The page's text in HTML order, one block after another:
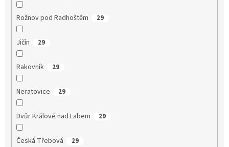
Rožnov pod Radhoštěm 29
Jičín 29
Rakovník 29
Neratovice 29
Dvůr Králové nad Labem 29
Česká Třebová 29